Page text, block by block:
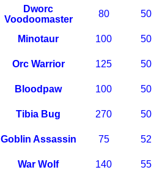
Dworc
Voodoomaster
80 50
Minotaur 100 50
Orc Warrior 125 50
Bloodpaw 100 50
Tibia Bug 270 50
Goblin Assassin 75 52
War Wolf 140 55